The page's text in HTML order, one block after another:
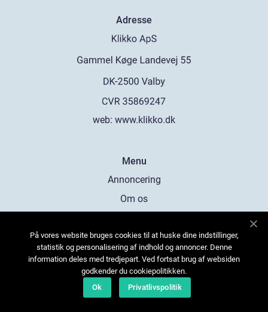
Adresse
web: www.klikko.dk
Menu
Annoncering
Om os
Kontakt os
Sitemap
På vores website bruges cookies til at huske dine indstillinger,
statistik og personalisering af indhold og annoncer. Denne
information deles med tredjepart. Ved fortsat brug af websiden
godkender du cookiepolitikken.
Ok
Privatlivspolitik